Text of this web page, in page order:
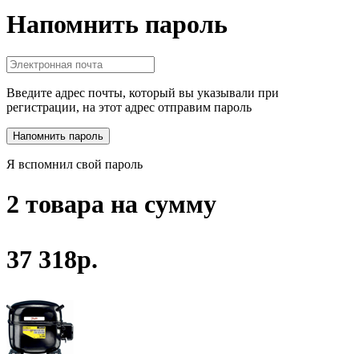
Напомнить пароль
Введите адрес почты, который вы указывали при
регистрации, на этот адрес отправим пароль
Я вспомнил свой пароль
2 товара на сумму
37 318р.